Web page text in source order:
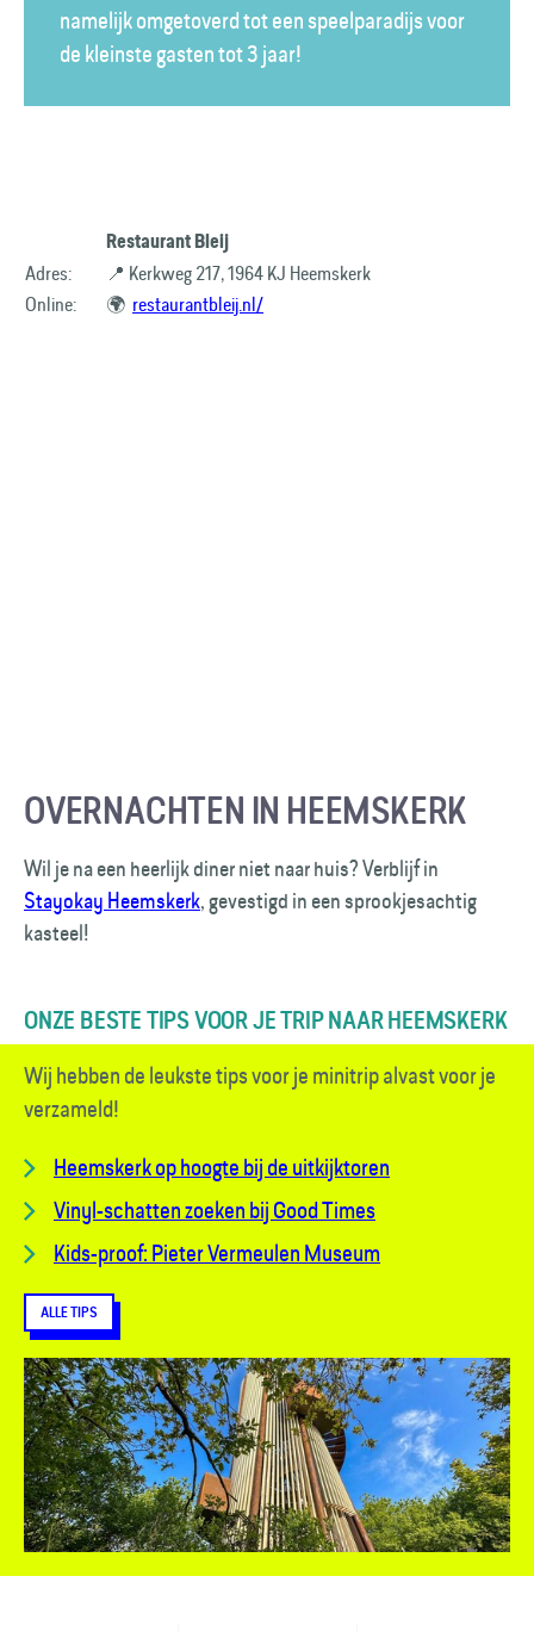
namelijk omgetoverd tot een speelparadijs voor
de kleinste gasten tot 3 jaar!
Restaurant Bleij
Adres:
📍 Kerkweg 217, 1964 KJ Heemskerk
Online:
🌍 restaurantbleij.nl/
OVERNACHTEN IN HEEMSKERK
Wil je na een heerlijk diner niet naar huis? Verblijf in
Stayokay Heemskerk, gevestigd in een sprookjesachtig
kasteel!
ONZE BESTE TIPS VOOR JE TRIP NAAR HEEMSKERK
Wij hebben de leukste tips voor je minitrip alvast voor je
verzameld!
Heemskerk op hoogte bij de uitkijktoren
Vinyl-schatten zoeken bij Good Times
Kids-proof: Pieter Vermeulen Museum
ALLE TIPS